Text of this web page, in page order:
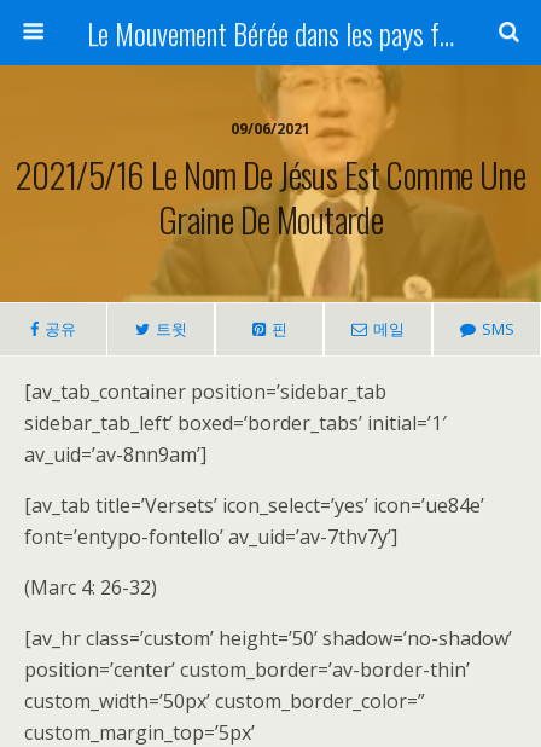
Le Mouvement Bérée dans les pays francophones
09/06/2021
2021/5/16 Le Nom De Jésus Est Comme Une
Graine De Moutarde
공유 트윗 핀 메일 SMS
[av_tab_container position=’sidebar_tab
sidebar_tab_left’ boxed=’border_tabs’ initial=’1′
av_uid=’av-8nn9am’]
[av_tab title=’Versets’ icon_select=’yes’ icon=’ue84e’
font=’entypo-fontello’ av_uid=’av-7thv7y’]
(Marc 4: 26-32)
[av_hr class=’custom’ height=’50’ shadow=’no-shadow’
position=’center’ custom_border=’av-border-thin’
custom_width=’50px’ custom_border_color=”
custom_margin_top=’5px’